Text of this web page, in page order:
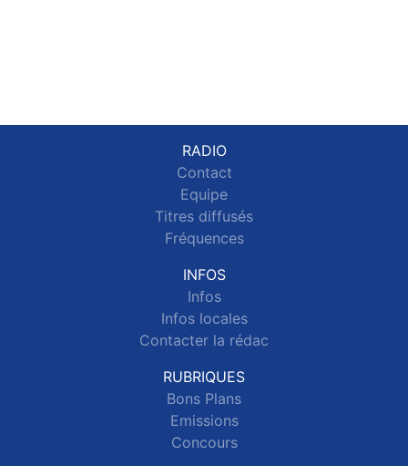
RADIO
Contact
Equipe
Titres diffusés
Fréquences
INFOS
Infos
Infos locales
Contacter la rédac
RUBRIQUES
Bons Plans
Emissions
Concours